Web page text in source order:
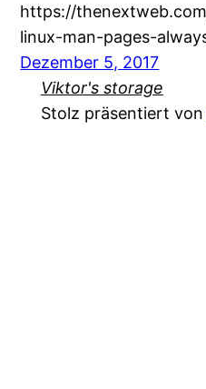
https://
linux-man-pages-
Dezember 5, 2017
Viktor's storage
Stolz präsentiert von